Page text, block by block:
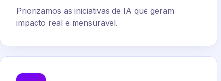
Priorizamos as iniciativas de IA que geram
impacto real e mensurável.